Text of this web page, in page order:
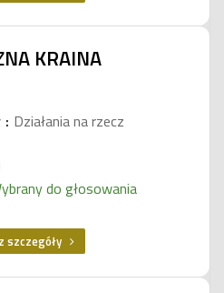
KRAINA
: Działania na rzecz
do głosowania
szczegóły